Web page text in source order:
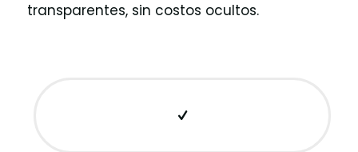
transparentes, sin costos ocultos.